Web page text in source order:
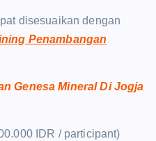
disesuaikan dengan
Penambangan
Genesa Mineral Di Jogja
IDR / participant)